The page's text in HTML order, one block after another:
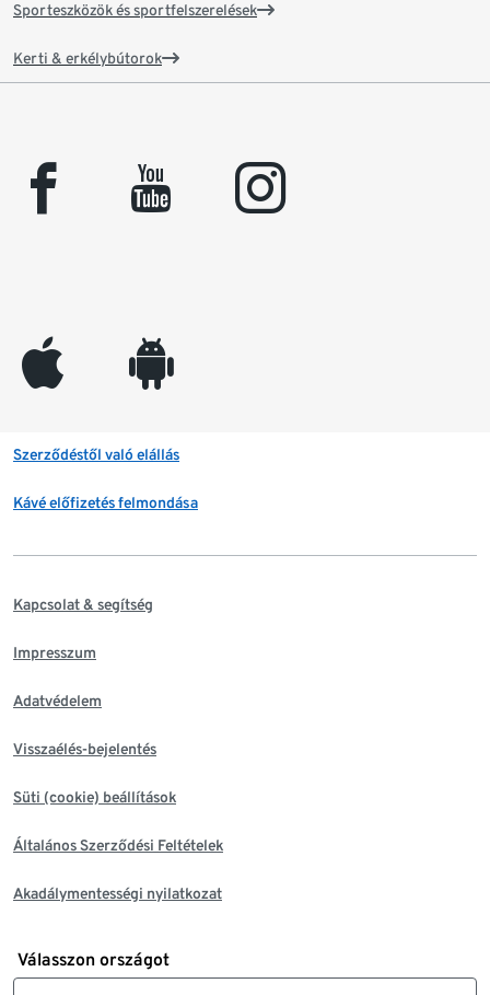
Sporteszközök és sportfelszerelések
Kerti & erkélybútorok
facebook youtube instagram
appleinc android
Szerződéstől való elállás
Kávé előfizetés felmondása
Kapcsolat & segítség
Impresszum
Adatvédelem
Visszaélés-bejelentés
Süti (cookie) beállítások
Általános Szerződési Feltételek
Akadálymentességi nyilatkozat
Válasszon országot